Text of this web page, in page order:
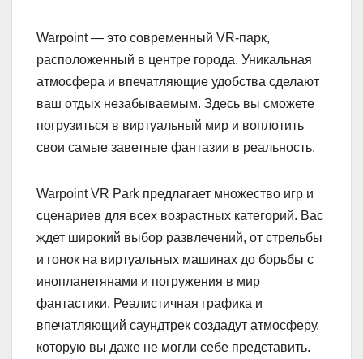
Warpoint — это современный VR-парк,
расположенный в центре города. Уникальная
атмосфера и впечатляющие удобства сделают
ваш отдых незабываемым. Здесь вы сможете
погрузиться в виртуальный мир и воплотить
свои самые заветные фантазии в реальность.
Warpoint VR Park предлагает множество игр и
сценариев для всех возрастных категорий. Вас
ждет широкий выбор развлечений, от стрельбы
и гонок на виртуальных машинах до борьбы с
инопланетянами и погружения в мир
фантастики. Реалистичная графика и
впечатляющий саундтрек создадут атмосферу,
которую вы даже не могли себе представить.